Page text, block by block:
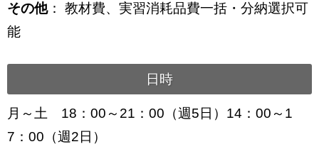
その他： 教材費、実習消耗品費一括・分納選択可
能
日時
月～土 18：00～21：00（週5日）14：00～1
7：00（週2日）